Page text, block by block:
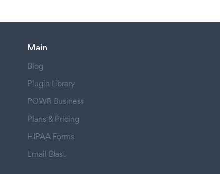
Main
Blog
Plugin Library
POWR Business
Plans & Pricing
HIPAA Forms
Email Blast